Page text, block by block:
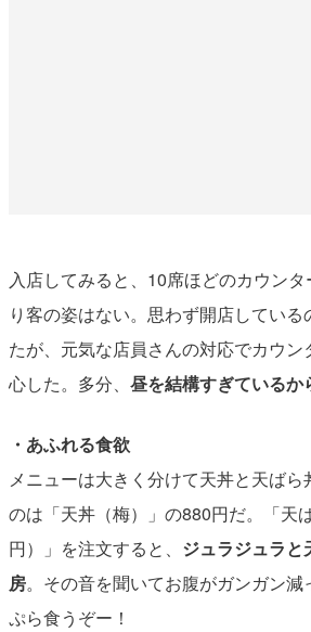
入店してみると、10席ほどのカウン
り客の姿はない。思わず開店してい
たが、元気な店員さんの対応でカウ
心した。多分、 昼を結構すぎているか
・あふれる食欲
メニューは大きく分けて天丼と天ば
のは「天丼（梅）」の880円だ。「天
円）」を注文すると、 ジュラジュラと
房。その音を聞いてお腹がガンガン減
ぷら食うぞー！